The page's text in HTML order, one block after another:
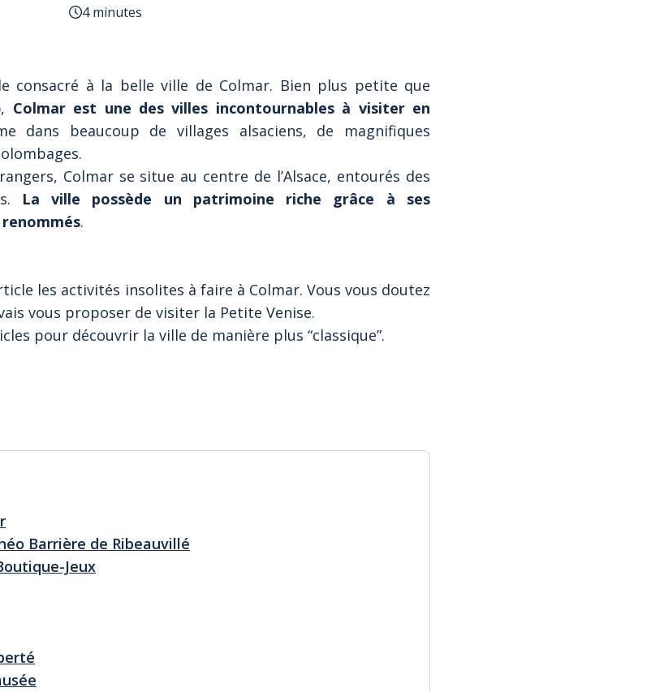
4 minutes
consacré à la belle ville de Colmar. Bien plus petite que
Colmar est une des villes incontournables à visiter en
dans beaucoup de villages alsaciens, de magnifiques
Colmar se situe au centre de l’Alsace, entourés des
La ville possède un patrimoine riche grâce à ses
.
les activités insolites à faire à Colmar. Vous vous doutez
vous proposer de visiter la Petite Venise.
pour découvrir la ville de manière plus “classique”.
Barrière de Ribeauvillé
Jeux